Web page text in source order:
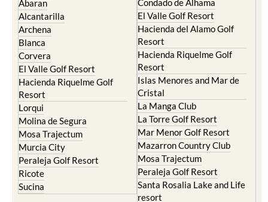
Archena
Blanca
Corvera
El Valle Golf Resort
Hacienda Riquelme Golf
Resort
Lorqui
Molina de Segura
Mosa Trajectum
Murcia City
Peraleja Golf Resort
Ricote
Sucina
Hacienda del Alamo Golf
Resort
Hacienda Riquelme Golf
Resort
Islas Menores and Mar de
Cristal
La Manga Club
La Torre Golf Resort
Mar Menor Golf Resort
Mazarron Country Club
Mosa Trajectum
Peraleja Golf Resort
Santa Rosalia Lake and Life
resort
Terrazas de la Torre Golf